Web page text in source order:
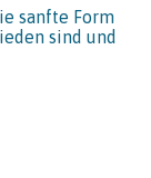
sanfte Form
sind und